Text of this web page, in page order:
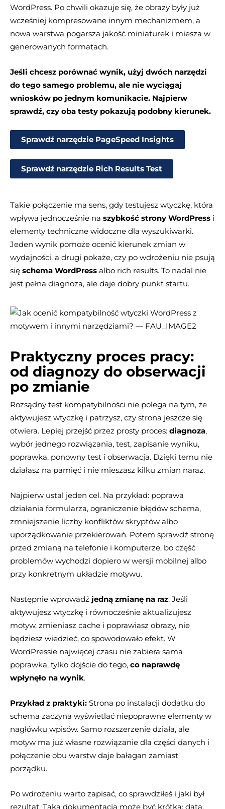
WordPress. Po chwili okazuje się, że obrazy były już
wcześniej kompresowane innym mechanizmem, a
nowa warstwa pogarsza jakość miniaturek i miesza w
generowanych formatach.
Jeśli chcesz porównać wynik, użyj dwóch narzędzi
do tego samego problemu, ale nie wyciągaj
wniosków po jednym komunikacie. Najpierw
sprawdź, czy oba testy pokazują podobny kierunek.
Sprawdź narzędzie PageSpeed Insights
Sprawdź narzędzie Rich Results Test
Takie połączenie ma sens, gdy testujesz wtyczkę, która
wpływa jednocześnie na szybkość strony WordPress i
elementy techniczne widoczne dla wyszukiwarki.
Jeden wynik pomoże ocenić kierunek zmian w
wydajności, a drugi pokaże, czy po wdrożeniu nie psują
się schema WordPress albo rich results. To nadal nie
jest pełna diagnoza, ale daje dobry punkt startu.
Praktyczny proces pracy:
od diagnozy do obserwacji
po zmianie
Rozsądny test kompatybilności nie polega na tym, że
aktywujesz wtyczkę i patrzysz, czy strona jeszcze się
otwiera. Lepiej przejść przez prosty proces: diagnoza,
wybór jednego rozwiązania, test, zapisanie wyniku,
poprawka, ponowny test i obserwacja. Dzięki temu nie
działasz na pamięć i nie mieszasz kilku zmian naraz.
Najpierw ustal jeden cel. Na przykład: poprawa
działania formularza, ograniczenie błędów schema,
zmniejszenie liczby konfliktów skryptów albo
uporządkowanie przekierowań. Potem sprawdź stronę
przed zmianą na telefonie i komputerze, bo część
problemów wychodzi dopiero w wersji mobilnej albo
przy konkretnym układzie motywu.
Następnie wprowadź jedną zmianę na raz. Jeśli
aktywujesz wtyczkę i równocześnie aktualizujesz
motyw, zmieniasz cache i poprawiasz obrazy, nie
będziesz wiedzieć, co spowodowało efekt. W
WordPressie najwięcej czasu nie zabiera sama
poprawka, tylko dojście do tego, co naprawdę
wpłynęło na wynik.
Przykład z praktyki: Strona po instalacji dodatku do
schema zaczyna wyświetlać niepoprawne elementy w
nagłówku wpisów. Samo rozszerzenie działa, ale
motyw ma już własne rozwiązanie dla części danych i
połączenie obu warstw daje bałagan zamiast
porządku.
Po wdrożeniu warto zapisać, co sprawdziłeś i jaki był
rezultat. Taka dokumentacja może być krótka: data,